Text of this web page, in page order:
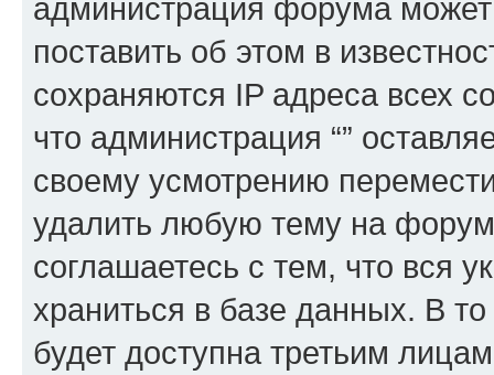
администрация форума
поставить об этом в
сохраняются IP адреса всех
что администрация “”
своему усмотрению
удалить любую тему на
соглашаетесь с тем, что вся
храниться в базе данных. В
будет доступна третьим